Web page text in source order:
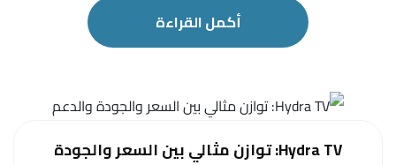
أكمل القراءة
Hydra TV: توازن مثالي بين السعر والجودة